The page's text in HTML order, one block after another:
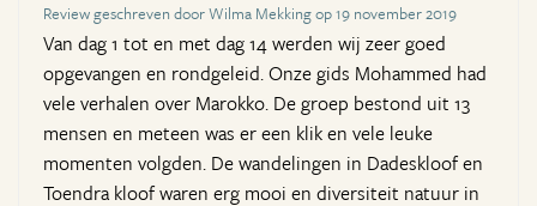
Review geschreven door Wilma Mekking op 19 november 2019
Van dag 1 tot en met dag 14 werden wij zeer goed
opgevangen en rondgeleid. Onze gids Mohammed had
vele verhalen over Marokko. De groep bestond uit 13
mensen en meteen was er een klik en vele leuke
momenten volgden. De wandelingen in Dadeskloof en
Toendra kloof waren erg mooi en diversiteit natuur in